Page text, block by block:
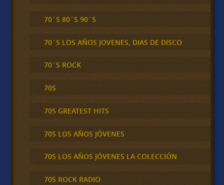
70´S 80´S 90´S
70´S LOS AÑOS JOVENES, DIAS DE DISCO
70´S ROCK
70S
70S GREATEST HITS
70S LOS AÑOS JÓVENES
70S LOS AÑOS JÓVENES LA COLECCIÓN
70S ROCK RADIO